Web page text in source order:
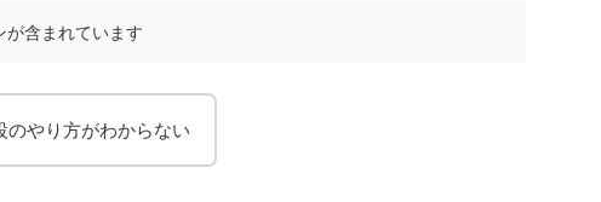
が含まれています
のやり方がわからない